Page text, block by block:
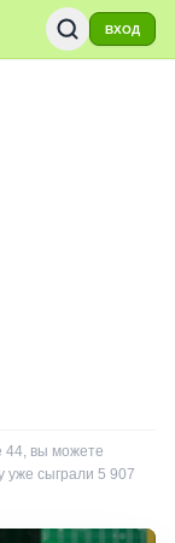
ВХОД
44, вы можете
уже сыграли 5 907